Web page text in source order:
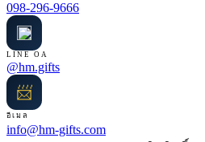
098-296-9666
LINE OA
@hm.gifts
📨
อีเมล
info@hm-gifts.com